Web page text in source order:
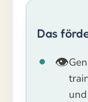
Das
👁️